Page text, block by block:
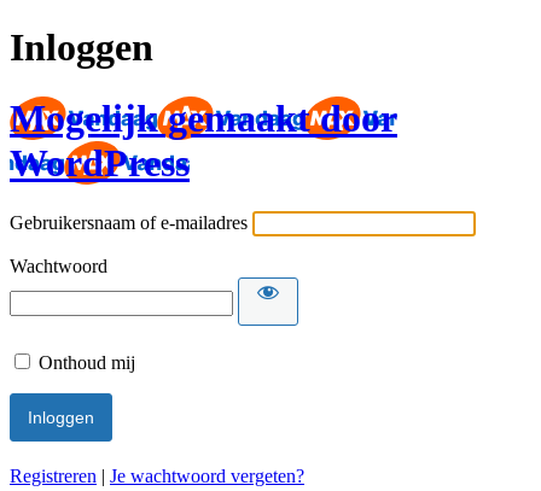
Inloggen
Mogelijk gemaakt door
WordPress
Gebruikersnaam of e-mailadres
Wachtwoord
Onthoud mij
Registreren | Je wachtwoord vergeten?